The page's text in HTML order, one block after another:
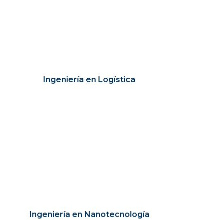
Ingeniería en Logística
Ingeniería en Nanotecnología